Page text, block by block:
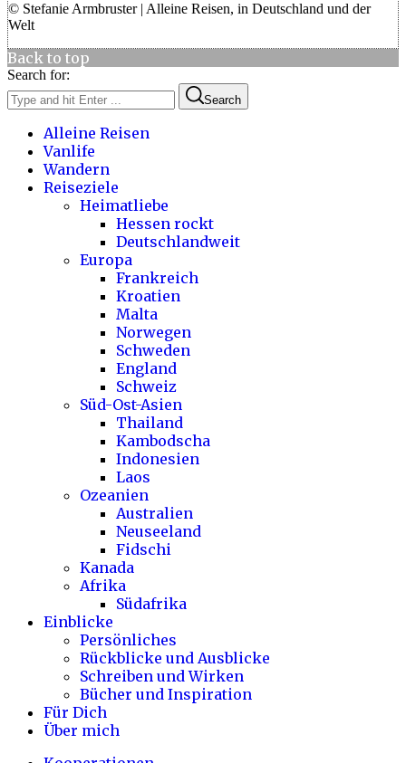
© Stefanie Armbruster | Alleine Reisen, in Deutschland und der
Welt
Back to top
Search for:
Search
Alleine Reisen
Vanlife
Wandern
Reiseziele
Heimatliebe
Hessen rockt
Deutschlandweit
Europa
Frankreich
Kroatien
Malta
Norwegen
Schweden
England
Schweiz
Süd-Ost-Asien
Thailand
Kambodscha
Indonesien
Laos
Ozeanien
Australien
Neuseeland
Fidschi
Kanada
Afrika
Südafrika
Einblicke
Persönliches
Rückblicke und Ausblicke
Schreiben und Wirken
Bücher und Inspiration
Für Dich
Über mich